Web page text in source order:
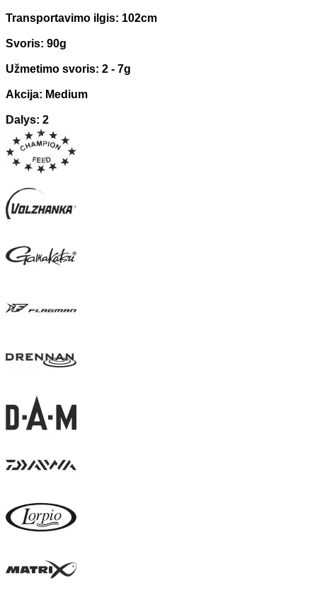
Transportavimo ilgis: 102cm
Svoris: 90g
Užmetimo svoris: 2 - 7g
Akcija: Medium
Dalys: 2